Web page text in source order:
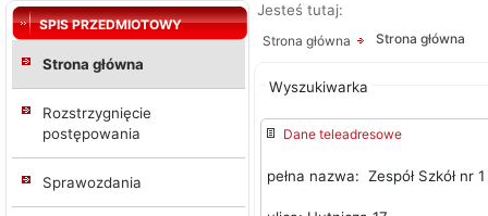
SPIS PRZEDMIOTOWY
Strona główna
Rozstrzygnięcie
postępowania
Sprawozdania
Jesteś tutaj:
Strona główna Strona główna
WyszukiwarkaSzukaj
Dane teleadresowe
pełna nazwa: Zespół Szkół nr